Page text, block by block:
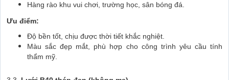
Hàng rào khu vui chơi, trường học, sân bóng đá.
Ưu điểm:
Độ bền tốt, chịu được thời tiết khắc nghiệt.
Màu sắc đẹp mắt, phù hợp cho công trình yêu cầu tính
thẩm mỹ.